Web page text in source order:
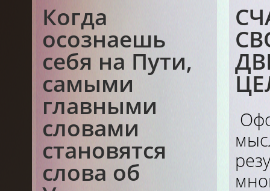
Когда
осознаешь
себя на Пути,
самыми
главными
словами
становятся
слова об